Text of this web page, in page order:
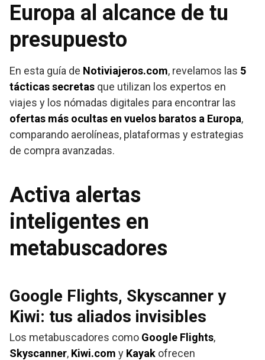
Europa al alcance de tu
presupuesto
En esta guía de Notiviajeros.com, revelamos las 5
tácticas secretas que utilizan los expertos en
viajes y los nómadas digitales para encontrar las
ofertas más ocultas en vuelos baratos a Europa,
comparando aerolíneas, plataformas y estrategias
de compra avanzadas.
Activa alertas
inteligentes en
metabuscadores
Google Flights, Skyscanner y
Kiwi: tus aliados invisibles
Los metabuscadores como Google Flights,
Skyscanner, Kiwi.com y Kayak ofrecen